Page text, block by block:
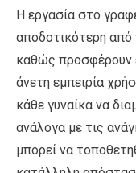
Η εργασία στο
αποδοτικότερη
καθώς προσφέρουν
άνετη εμπειρία
κάθε γυναίκα να
ανάλογα με τις
μπορεί να